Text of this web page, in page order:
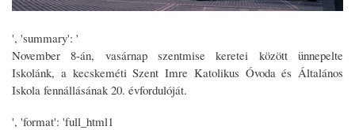
', 'summary': '
November 8-án, vasárnap szentmise keretei között ünnepelte
Iskolánk, a kecskeméti Szent Imre Katolikus Óvoda és Általános
Iskola fennállásának 20. évfordulóját.
', 'format': 'full_html1